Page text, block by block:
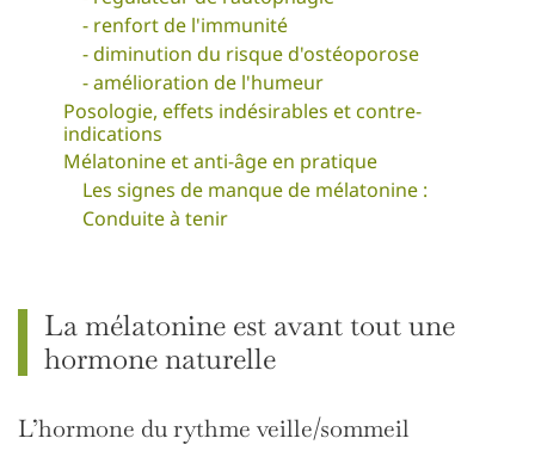
- renfort de l'immunité
- diminution du risque d'ostéoporose
- amélioration de l'humeur
Posologie, effets indésirables et contre-
indications
Mélatonine et anti-âge en pratique
Les signes de manque de mélatonine :
Conduite à tenir
La mélatonine est avant tout une
hormone naturelle
L’hormone du rythme veille/sommeil